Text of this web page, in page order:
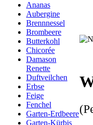
Ananas
Aubergine
Brennnessel
Brombeere
Butterkohl
Chicorée
Damason
Renette
Duftveilchen
Erbse
Feige
Fenchel
Garten-Erdbeere
Garten-Kürbis